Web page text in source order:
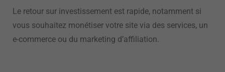
Le retour sur investissement est rapide, notamment si
vous souhaitez monétiser votre site via des services, un
e-commerce ou du marketing d’affiliation.